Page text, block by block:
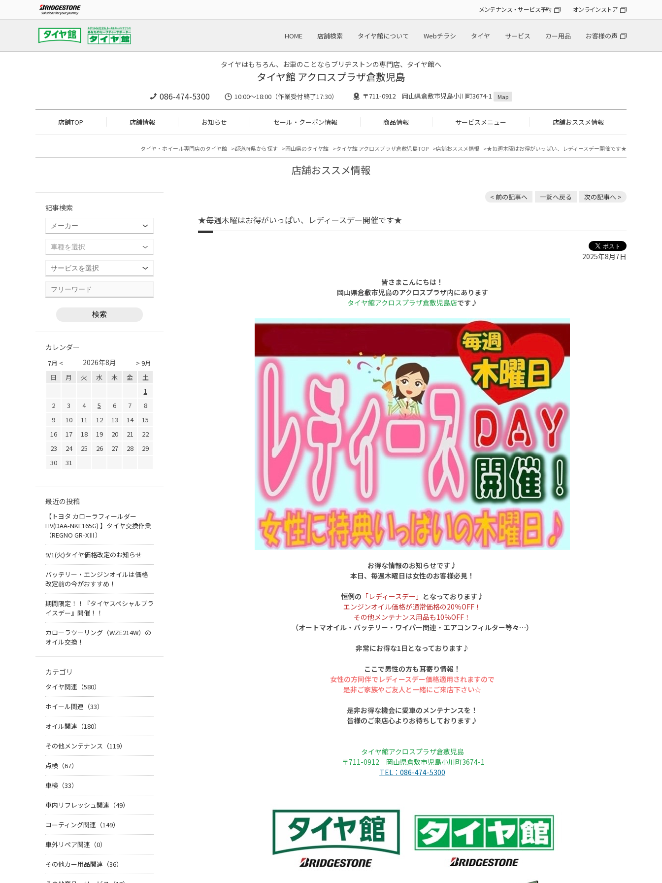
メンテナンス・サービス予約 オンラインストア
HOME 店舗検索 タイヤ館について Webチラシ タイヤ サービス カー用品 お客様の声
タイヤはもちろん、お車のことならブリヂストンの専門店、タイヤ館へ
タイヤ館 アクロスプラザ倉敷児島
086-474-5300 10:00〜18:00（作業受付終了17:30） 〒711-0912 岡山県倉敷市児島小川町3674-1 Map
店舗TOP 店舗情報 お知らせ セール・クーポン情報 商品情報 サービスメニュー 店舗おススメ情報
タイヤ・ホイール専門店のタイヤ館 都道府県から探す 岡山県のタイヤ館 タイヤ館 アクロスプラザ倉敷児島TOP 店舗おススメ情報 ★毎週木曜はお得がいっぱい、レディースデー開催です★
店舗おススメ情報
< 前の記事へ 一覧へ戻る 次の記事へ >
★毎週木曜はお得がいっぱい、レディースデー開催です★
2025年8月7日
皆さまこんにちは！
岡山県倉敷市児島のアクロスプラザ内にあります
タイヤ館アクロスプラザ倉敷児島店です♪
お得な情報のお知らせです♪
本日、毎週木曜日は女性のお客様必見！
恒例の 「レディースデー」 となっております♪
エンジンオイル価格が通常価格の20％OFF！
その他メンテナンス用品も10％OFF！
（オートマオイル・バッテリー・ワイパー関連・エアコンフィルター等々…）
非常にお得な1日となっております♪
ここで男性の方も耳寄り情報！
女性の方同伴でレディースデー価格適用されますので
是非ご家族やご友人と一緒にご来店下さい☆
是非お得な機会に愛車のメンテナンスを！
皆様のご来店心よりお待ちしております♪
タイヤ館アクロスプラザ倉敷児島
〒711-0912 岡山県倉敷市児島小川町3674-1
TEL：086-474-5300
記事検索
カレンダー
7月 < > 9月
2026年8月
日 月 火 水 木 金
土
1
2
3 4 5 6 7
8
9
10 11 12 13 14
15
16
17 18 19 20 21
22
23
24 25 26 27 28
29
30
31
最近の投稿
【トヨタ カローラフィールダー
HV(DAA-NKE165G) 】タイヤ交換作業
（REGNO GR-XⅢ）
9/1(火)タイヤ価格改定のお知らせ
バッテリー・エンジンオイルは価格
改定前の今がおすすめ！
期間限定！！『タイヤスペシャルプラ
イスデー』開催！！
カローラツーリング（WZE214W）の
オイル交換！
カテゴリ
タイヤ関連（580）
ホイール関連（33）
オイル関連（180）
その他メンテナンス（119）
点検（67）
車検（33）
車内リフレッシュ関連（49）
コーティング関連（149）
車外リペア関連（0）
その他カー用品関連（36）